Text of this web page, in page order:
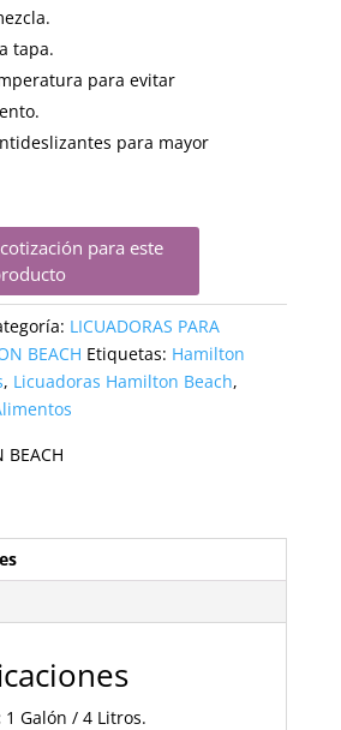
tapa.
para evitar
para mayor
para este
LICUADORAS PARA
BEACH Etiquetas: Hamilton
, Licuadoras Hamilton Beach,
BEACH
1 Galón / 4 Litros.